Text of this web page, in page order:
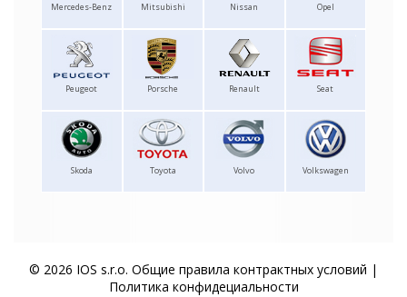
Mercedes-Benz Mitsubishi Nissan Opel
Peugeot Porsche Renault Seat
Skoda Toyota Volvo Volkswagen
© 2026 IOS s.r.o. Общие правила контрактных условий |
Политика конфидециальности